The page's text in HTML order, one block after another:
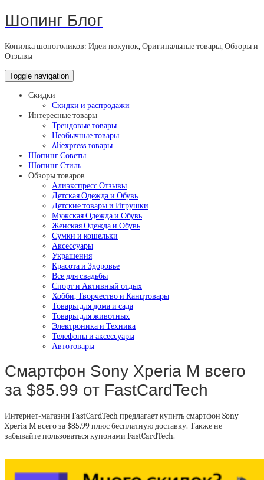
Шопинг Блог
Копилка шопоголиков: Идеи покупок, Оригинальные товары, Обзоры и
Отзывы
Toggle navigation
Скидки
Скидки и распродажи
Интересные товары
Трендовые товары
Необычные товары
Aliexpress товары
Шопинг Советы
Шопинг Стиль
Обзоры товаров
Алиэкспресс Отзывы
Детская Одежда и Обувь
Детские товары и Игрушки
Мужская Одежда и Обувь
Женская Одежда и Обувь
Сумки и кошельки
Аксессуары
Украшения
Красота и Здоровье
Все для свадьбы
Спорт и Активный отдых
Хобби, Творчество и Канцтовары
Товары для дома и сада
Товары для животных
Электроника и Техника
Телефоны и аксессуары
Автотовары
Смартфон Sony Xperia M всего
за $85.99 от FastCardTech
Интернет-магазин FastCardTech предлагает купить смартфон Sony
Xperia M всего за $85.99 плюс бесплатную доставку. Также не
забывайте пользоваться купонами FastCardTech.